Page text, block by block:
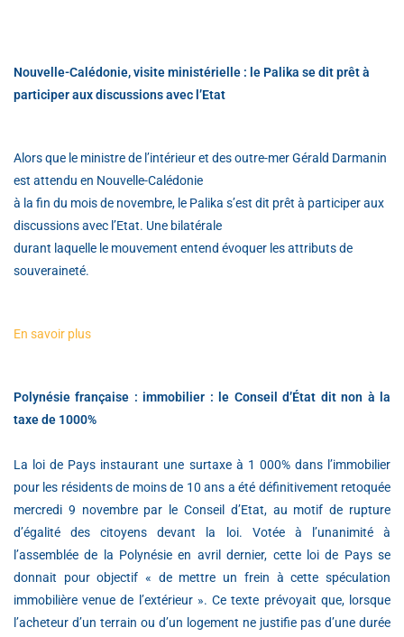
Nouvelle-Calédonie, visite ministérielle : le Palika se dit prêt à
participer aux discussions avec l’Etat
Alors que le ministre de l’intérieur et des outre-mer Gérald Darmanin
est attendu en Nouvelle-Calédonie
à la fin du mois de novembre, le Palika s’est dit prêt à participer aux
discussions avec l’Etat. Une bilatérale
durant laquelle le mouvement entend évoquer les attributs de
souveraineté.
En savoir plus
Polynésie française : immobilier : le Conseil d’État dit non à la
taxe de 1000%
La loi de Pays instaurant une surtaxe à 1 000% dans l’immobilier
pour les résidents de moins de 10 ans a été définitivement retoquée
mercredi 9 novembre par le Conseil d’Etat, au motif de rupture
d’égalité des citoyens devant la loi. Votée à l’unanimité à
l’assemblée de la Polynésie en avril dernier, cette loi de Pays se
donnait pour objectif « de mettre un frein à cette spéculation
immobilière venue de l’extérieur ». Ce texte prévoyait que, lorsque
l’acheteur d’un terrain ou d’un logement ne justifie pas d’une durée